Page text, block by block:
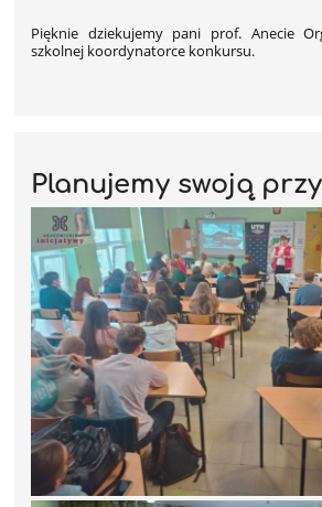
Pięknie dziekujemy pani prof. Anecie
szkolnej koordynatorce konkursu.
Planujemy swoją